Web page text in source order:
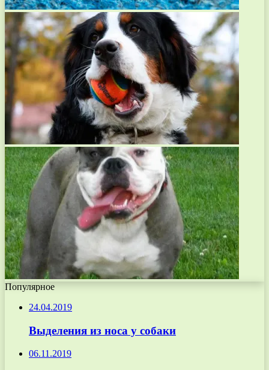
Популярное
24.04.2019
Выделения из носа у собаки
06.11.2019